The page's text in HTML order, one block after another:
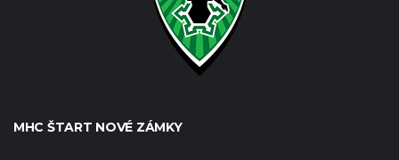
MHC ŠTART NOVÉ ZÁMKY